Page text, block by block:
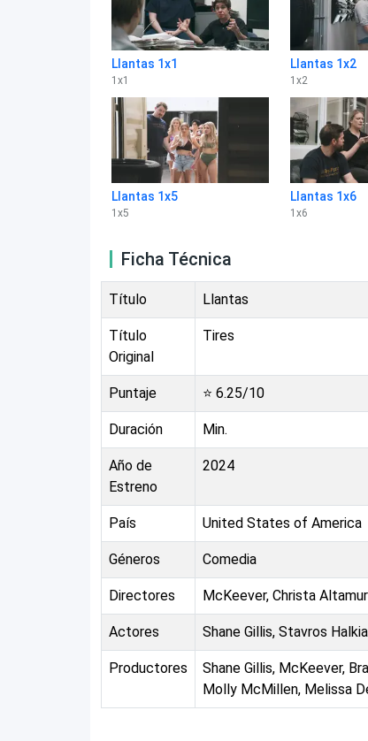
Llantas 1x1
1 x1
Llantas 1x2
1 x2
Llantas 1x5
1 x5
Llantas 1x6
1 x6
Ficha Técnica
Título Llantas
Título
Original
Tires
Puntaje ⭐ 6.25/10
Duración Min.
Año de
Estreno
2024
País United States of America
Géneros Comedia
Directores McKeever, Christa
Actores Shane Gillis, Stavros
Productores
Shane Gillis, McKeever,
Molly McMillen, Melissa